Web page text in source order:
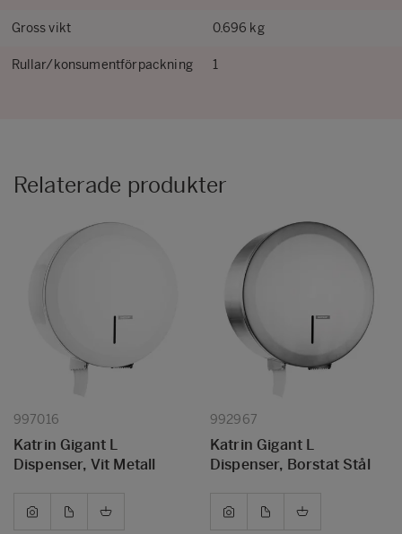
Gross vikt 0.696 kg
Rullar/konsumentförpackning 1
Relaterade produkter
997016
Katrin Gigant L
Dispenser, Vit Metall
992967
Katrin Gigant L
Dispenser, Borstat Stål